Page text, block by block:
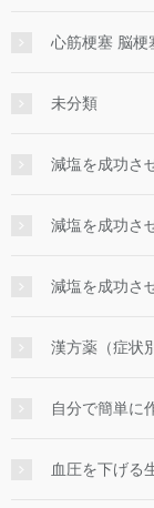
心筋梗塞 脳梗
未分類
減塩を成功さ
減塩を成功さ
減塩を成功さ
漢方薬（症状
自分で簡単に
血圧を下げる